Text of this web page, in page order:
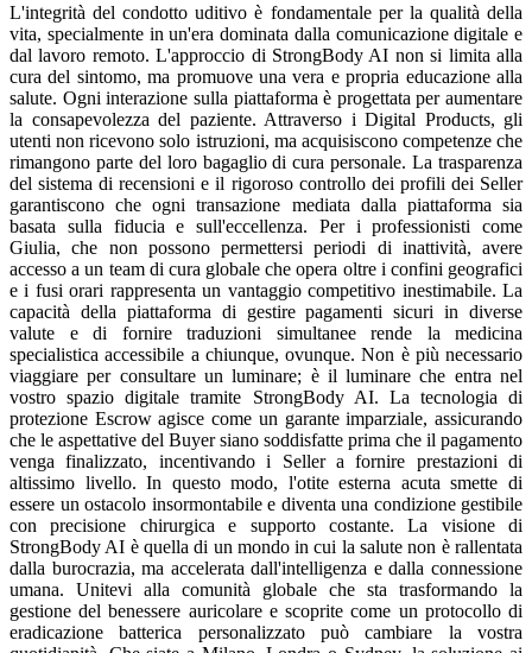
L'integrità del condotto uditivo è fondamentale per la qualità della
vita, specialmente in un'era dominata dalla comunicazione digitale e
dal lavoro remoto. L'approccio di StrongBody AI non si limita alla
cura del sintomo, ma promuove una vera e propria educazione alla
salute. Ogni interazione sulla piattaforma è progettata per aumentare
la consapevolezza del paziente. Attraverso i Digital Products, gli
utenti non ricevono solo istruzioni, ma acquisiscono competenze che
rimangono parte del loro bagaglio di cura personale. La trasparenza
del sistema di recensioni e il rigoroso controllo dei profili dei Seller
garantiscono che ogni transazione mediata dalla piattaforma sia
basata sulla fiducia e sull'eccellenza. Per i professionisti come
Giulia, che non possono permettersi periodi di inattività, avere
accesso a un team di cura globale che opera oltre i confini geografici
e i fusi orari rappresenta un vantaggio competitivo inestimabile. La
capacità della piattaforma di gestire pagamenti sicuri in diverse
valute e di fornire traduzioni simultanee rende la medicina
specialistica accessibile a chiunque, ovunque. Non è più necessario
viaggiare per consultare un luminare; è il luminare che entra nel
vostro spazio digitale tramite StrongBody AI. La tecnologia di
protezione Escrow agisce come un garante imparziale, assicurando
che le aspettative del Buyer siano soddisfatte prima che il pagamento
venga finalizzato, incentivando i Seller a fornire prestazioni di
altissimo livello. In questo modo, l'otite esterna acuta smette di
essere un ostacolo insormontabile e diventa una condizione gestibile
con precisione chirurgica e supporto costante. La visione di
StrongBody AI è quella di un mondo in cui la salute non è rallentata
dalla burocrazia, ma accelerata dall'intelligenza e dalla connessione
umana. Unitevi alla comunità globale che sta trasformando la
gestione del benessere auricolare e scoprite come un protocollo di
eradicazione batterica personalizzato può cambiare la vostra